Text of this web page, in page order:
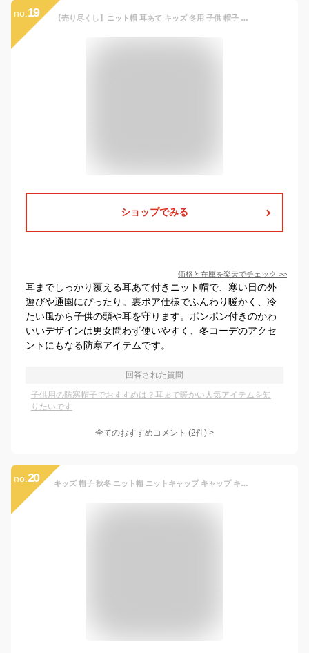
no. 19 【売り尽くし】ニット帽 耳あて キッズ 冬用 子供 帽子 キッズ帽子 ポンポン 暖かい 防寒 保温 秋冬 羊毛 裏ボア 男の子 女の子 ハット 赤ちゃん 耳保護 無地 柔らかい オシャレ かわいい
ショップでみる
価格と在庫を楽天でチェック >>
耳までしっかり覆える耳あて付きニット帽で、寒い日の外
遊びや通園にぴったり。裏ボア仕様でふんわり暖かく、冷
たい風から子供の頭や耳を守ります。ポンポン付きのかわ
いいデザインは男女問わず使いやすく、冬コーデのアクセ
ントにもなる防寒アイテムです。
回答された質問
子供用の防寒帽子でおすすめは？耳まで暖かい人気アイテムを知
りたいです
全てのおすすめコメント (2件) >
no. 20 キッズ 帽子 秋冬 ニット帽 ニットキャップ キャップ キッズ 帽子 女の子 男の子 子供帽子 冬用 防寒帽子 秋冬 ベビー 防寒 通学用 暖かい かわいい おしゃれ 男の子 女の子 ネックウォーマー一体型 キッズ 子供 幼児 防寒対策 冬 暖かい アウトドア 防寒 ベビー小物